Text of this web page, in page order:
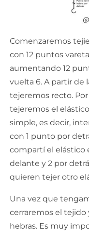
Comenzaremos
con 12 puntos
aumentando 12
vuelta 6. A partir de
tejeremos recto. Por
tejeremos el
simple, es decir,
con 1 punto por
compartí el elástico
delante y 2 por
quieren tejer otro
Una vez que
cerraremos el
hebras. Es muy